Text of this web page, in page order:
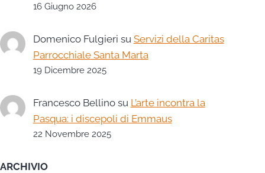
16 Giugno 2026
Domenico Fulgieri su Servizi della Caritas
Parrocchiale Santa Marta
19 Dicembre 2025
Francesco Bellinosu L’arte incontra la
Pasqua: i discepoli di Emmaus
22 Novembre 2025
ARCHIVIO